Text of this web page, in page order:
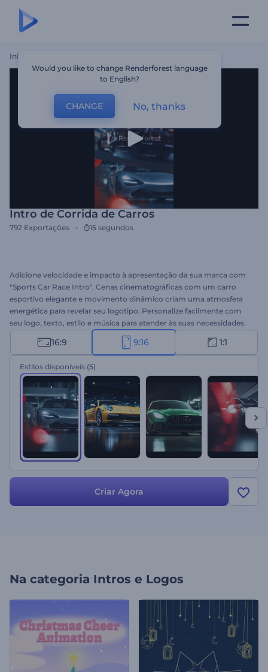
Início
Intro de Corrida de Carros
792 Exportações 15 segundos
Adicione velocidade e impacto à apresentação da sua marca com
"Sports Car Race Intro". Cenas cinematográficas com um carro
esportivo elegante e movimento dinâmico criam uma atmosfera
energética para revelar seu logotipo. Personalize facilmente com
seu logo, texto, estilo e música para atender às suas necessidades.
Perfeito para conteúdo de corrida, promoções automotivas, intros
de jogos e apresentações intensas. Crie agora e faça sua marca
acelerar com estilo!
16:9 9:16 1:1
Estilos disponíveis (5)
Criar Agora
Na categoria Intros e Logos
Would you like to change Renderforest language
to English?
CHANGE No, thanks